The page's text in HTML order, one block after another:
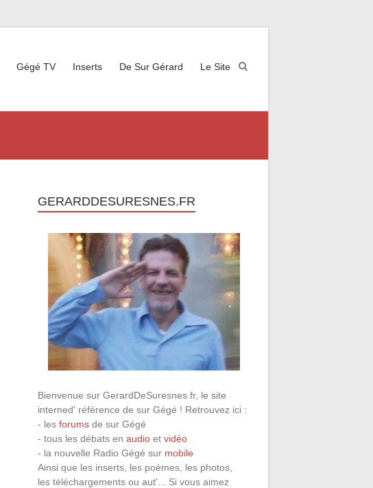
Gégé TV Inserts De Sur Gérard Le Site
GERARDDESURESNES.FR
Bienvenue sur GerardDeSuresnes.fr, le site
interned' référence de sur Gégé ! Retrouvez ici :
- lesforums de sur Gégé
- tous les débats enaudio etvidéo
- la nouvelle Radio Gégé sur mobile
Ainsi que les inserts, les poèmes, les photos,
les téléchargements ou aut'... Si vous aimez